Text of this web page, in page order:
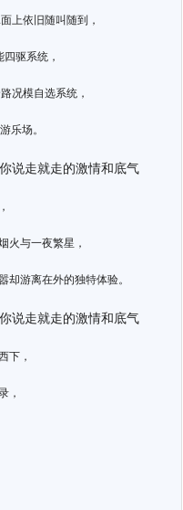
上依旧随叫随到，
驱系统，
况模自选系统，
乐场。
火与一夜繁星，
游离在外的独特体验。
下，
，